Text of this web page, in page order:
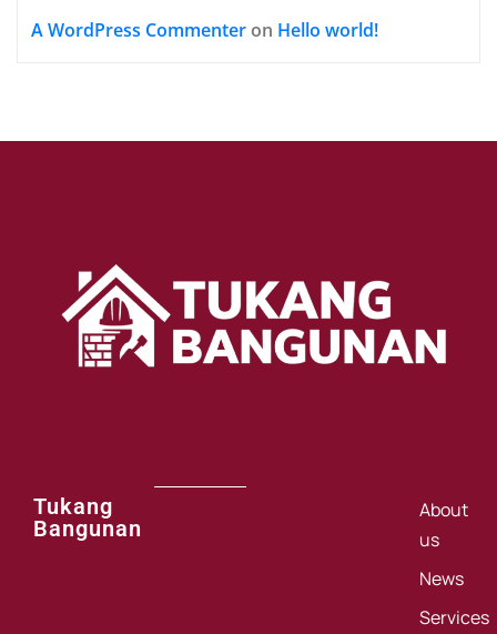
A WordPress Commenter on Hello world!
Tukang
Bangunan
About
us
News
Services